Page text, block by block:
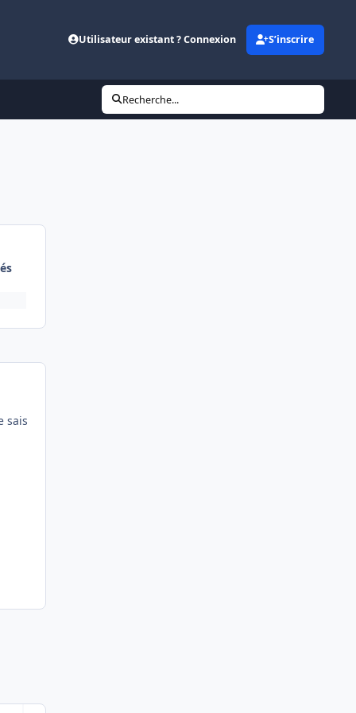
Utilisateur existant ? Connexion S’inscrire
Recherche...
sais